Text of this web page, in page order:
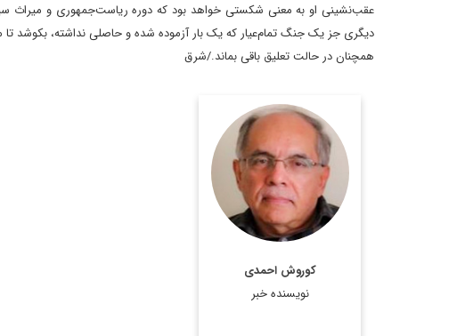
عقب‌نشینی او به معنی شکستی خواهد بود که دوره ریاست‌جمهوری و میراث
دیگری جز یک جنگ تمام‌عیار که یک بار آزموده شده و حاصلی نداشته، بکوشد تا
همچنان در حالت تعلیق باقی بماند./شرق
کوروش احمدی
نویسنده خبر
کارشناسی ارشد سیستم ها
و ساخت های سیاسی
Universite de Paris و
دیپلمات سابق ایران در
سازمان ملل
اطلاعات بیشتر